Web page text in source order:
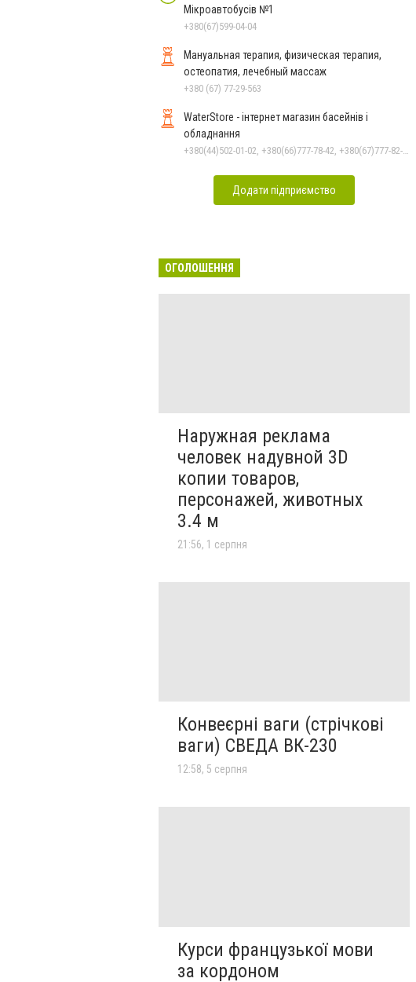
Мікроавтобусів №1
+380(67)599-04-04
Мануальная терапия, физическая терапия,
остеопатия, лечебный массаж
+380 (67) 77-29-563
WaterStore - інтернет магазин басейнів і
обладнання
Додати підприємство
ОГОЛОШЕННЯ
Наружная реклама
человек надувной 3D
копии товаров,
персонажей, животных
3.4 м
21:56, 1 серпня
Конвеєрні ваги (стрічкові
ваги) СВЕДА ВК-230
12:58, 5 серпня
Курси французької мови
за кордоном